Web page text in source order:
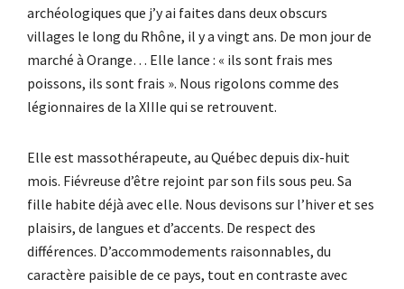
archéologiques que j’y ai faites dans deux obscurs
villages le long du Rhône, il y a vingt ans. De mon jour de
marché à Orange… Elle lance : « ils sont frais mes
poissons, ils sont frais ». Nous rigolons comme des
légionnaires de la XIIIe qui se retrouvent.
Elle est massothérapeute, au Québec depuis dix-huit
mois. Fiévreuse d’être rejoint par son fils sous peu. Sa
fille habite déjà avec elle. Nous devisons sur l’hiver et ses
plaisirs, de langues et d’accents. De respect des
différences. D’accommodements raisonnables, du
caractère paisible de ce pays, tout en contraste avec